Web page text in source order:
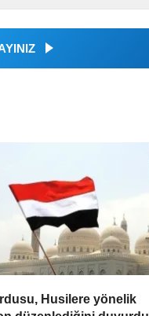
Husilere yönelik